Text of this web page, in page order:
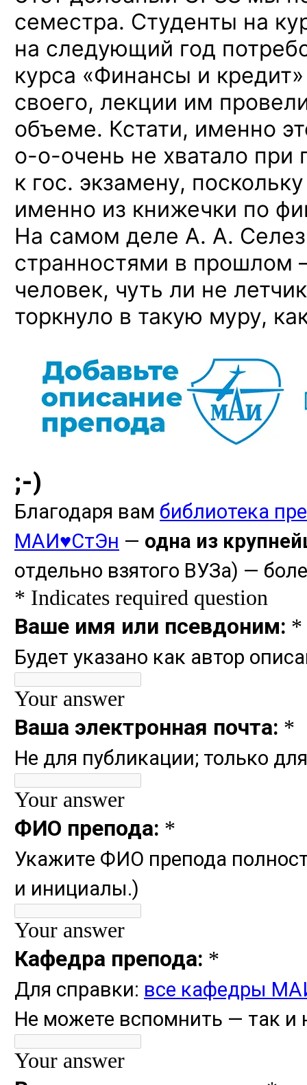
семестра. Студенты на
на следующий год
курса «Финансы и
своего, лекции им
объеме. Кстати, именно
о-о-очень не хватало при
к гос. экзамену,
именно из книжечки по
На самом деле А. А.
странностями в прошлом
человек, чуть ли не
торкнуло в такую муру,